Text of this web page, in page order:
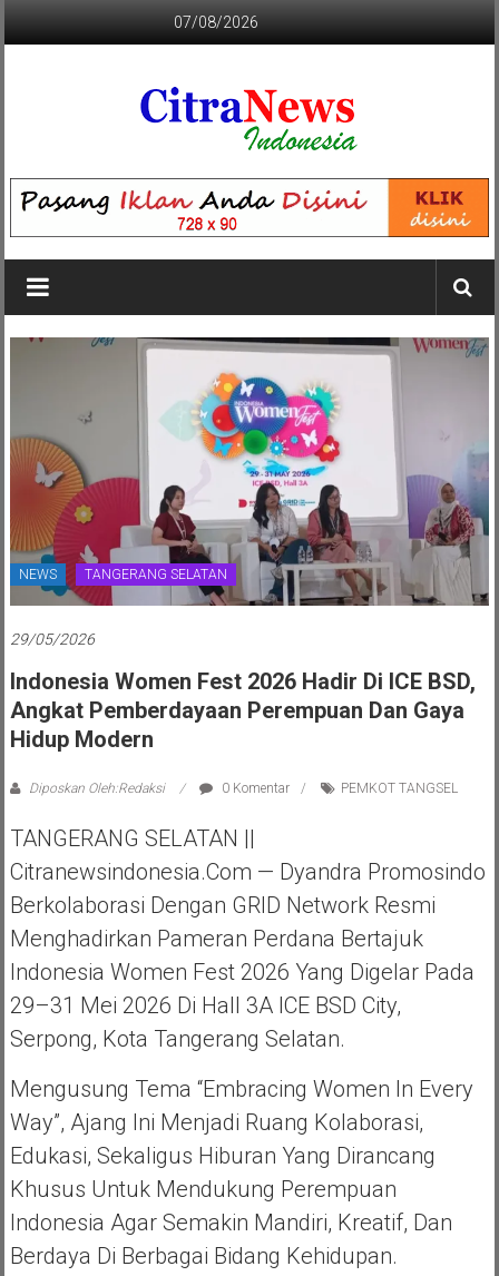
07/08/2026
CITRANEWS
INDONESIA
BERANI
DAN
KRISTIS
NEWS TANGERANG SELATAN
29/05/2026
Indonesia Women Fest 2026 Hadir Di ICE BSD,
Angkat Pemberdayaan Perempuan Dan Gaya
Hidup Modern
Diposkan Oleh:Redaksi 0 Komentar PEMKOT TANGSEL
TANGERANG SELATAN ||
Citranewsindonesia.com — Dyandra Promosindo
Berkolaborasi Dengan GRID Network Resmi
Menghadirkan Pameran Perdana Bertajuk
Indonesia Women Fest 2026 Yang Digelar Pada
29–31 Mei 2026 Di Hall 3A ICE BSD City,
Serpong, Kota Tangerang Selatan.
Mengusung Tema “Embracing Women In Every
Way”, Ajang Ini Menjadi Ruang Kolaborasi,
Edukasi, Sekaligus Hiburan Yang Dirancang
Khusus Untuk Mendukung Perempuan
Indonesia Agar Semakin Mandiri, Kreatif, Dan
Berdaya Di Berbagai Bidang Kehidupan.